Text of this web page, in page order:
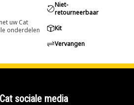
uw Cat
onderdelen
Niet-
retourneerbaar
Kit
Vervangen
Cat sociale media